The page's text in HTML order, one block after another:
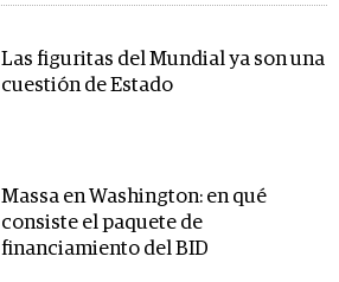
Las figuritas del Mundial ya son una
cuestión de Estado
Massa en Washington: en qué
consiste el paquete de
financiamiento del BID